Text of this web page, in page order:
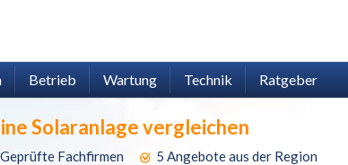
Betrieb Wartung Technik Ratgeber
Solaranlage vergleichen
Fachfirmen 5 Angebote aus der Region